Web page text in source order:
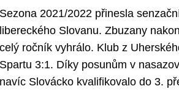
Sezona 2021/2022 přinesla
libereckého Slovanu. Zbuzany
celý ročník vyhrálo. Klub z
Spartu 3:1. Díky posunům v
navíc Slovácko kvalifikovalo do 3.